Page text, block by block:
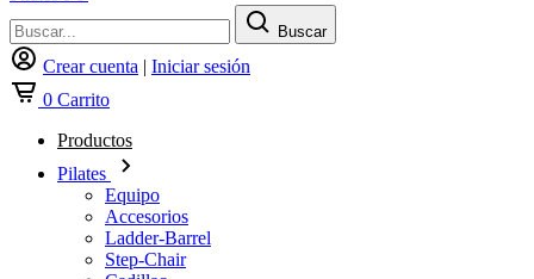
Buscar
Crear cuenta | Iniciar sesión
0 Carrito
Productos
Pilates
Equipo
Accesorios
Ladder-Barrel
Step-Chair